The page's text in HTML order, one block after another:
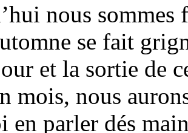
nous
se fait
et la sortie de
mois, nous
en parler dés